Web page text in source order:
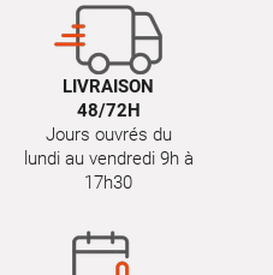
LIVRAISON
48/72H
Jours ouvrés du
lundi au vendredi 9h à
17h30